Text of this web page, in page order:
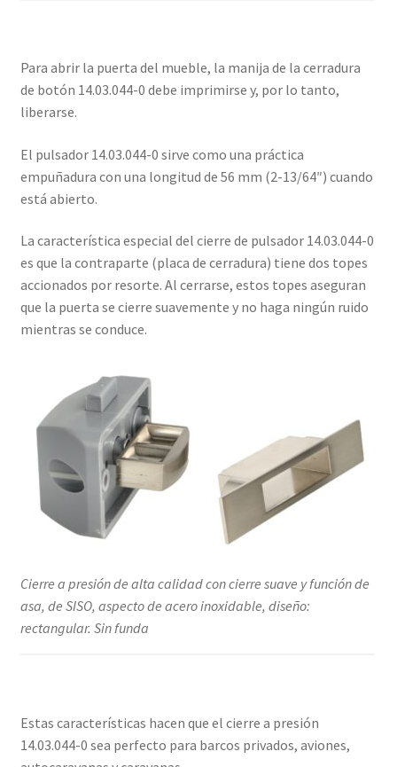
Para abrir la puerta del mueble, la manija de la cerradura
de botón 14.03.044-0 debe imprimirse y, por lo tanto,
liberarse.
El pulsador 14.03.044-0 sirve como una práctica
empuñadura con una longitud de 56 mm (2-13/64″) cuando
está abierto.
La característica especial del cierre de pulsador 14.03.044-0
es que la contraparte (placa de cerradura) tiene dos topes
accionados por resorte. Al cerrarse, estos topes aseguran
que la puerta se cierre suavemente y no haga ningún ruido
mientras se conduce.
Cierre a presión de alta calidad con cierre suave y función de
asa, de SISO, aspecto de acero inoxidable, diseño:
rectangular. Sin funda
Estas características hacen que el cierre a presión
14.03.044-0 sea perfecto para barcos privados, aviones,